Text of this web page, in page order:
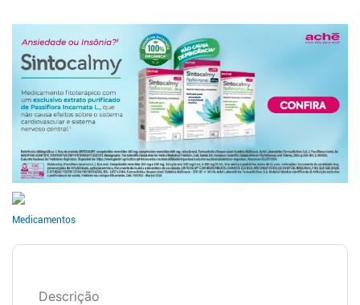
Medicamentos
Descrição